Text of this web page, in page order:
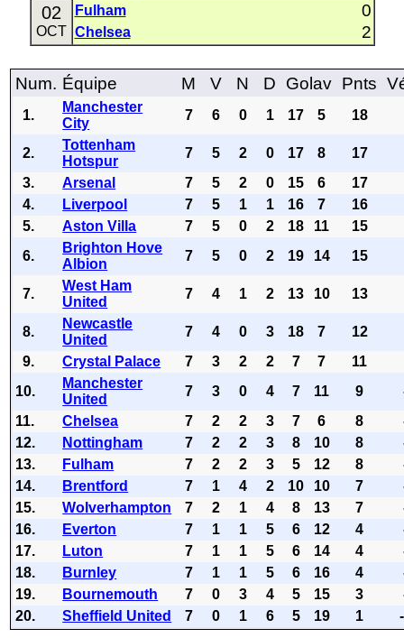
02
OCT
Fulham 0
Chelsea 2
Num. Équipe M V N D Golav Pnts
1.
Manchester
City
7 6 0 1 17 5 18
2.
Tottenham
Hotspur
7 5 2 0 17 8
17
3.
Arsenal 7 5 2 0 15 6
17
4.
Liverpool 7 5 1 1 16 7
16
5.
Aston Villa 7 5 0 2 18 11
15
6.
Brighton Hove
Albion
7 5 0 2 19 14 15
7.
West Ham
United
7 4 1 2 13 10 13
8.
Newcastle
United
7 4 0 3 18 7
12
9.
Crystal Palace 7 3 2 2 7 7
11
10.
Manchester
United
7 3 0 4 7 11 9
11.
Chelsea 7 2 2 3 7 6 8
12.
Nottingham 7 2 2 3 8 10 8
13.
Fulham 7 2 2 3 5 12 8
14.
Brentford 7 1 4 2 10 10 7
15.
Wolverhampton 7 2 1 4 8 13 7
16.
Everton 7 1 1 5 6 12 4
17.
Luton 7 1 1 5 6 14 4
18.
Burnley 7 1 1 5 6 16 4
19.
Bournemouth 7 0 3 4 5 15 3
20.
Sheffield United 7 0 1 6 5 19 1